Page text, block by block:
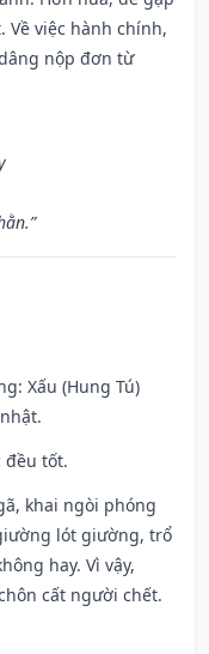
việc hành chính,
nộp đơn từ
Xấu (Hung Tú)
đều tốt.
khai ngòi phóng
lót giường, trổ
hay. Vì vậy,
cất người chết.